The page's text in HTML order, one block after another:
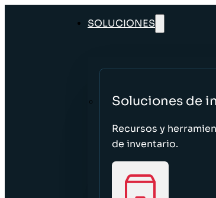
SOLUCIONES
Soluciones de
Recursos y
de inventario.